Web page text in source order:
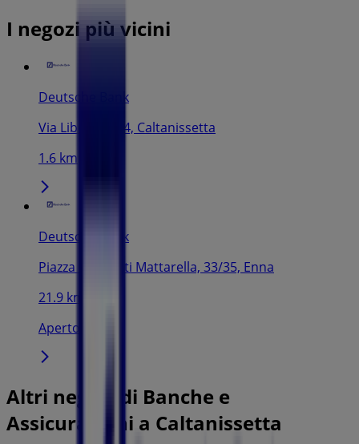
I negozi più vicini
Deutsche Bank
Via Libertà, 114, Caltanissetta
1.6 km
Deutsche Bank
Piazza Piersanti Mattarella, 33/35, Enna
21.9 km
Aperto
Altri negozi di Banche e
Assicurazioni a Caltanissetta